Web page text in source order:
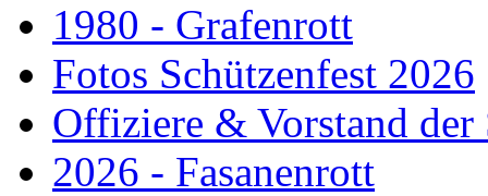
1980 - Grafenrott
Fotos Schützenfest 2026
Offiziere & Vorstand der
2026 - Fasanenrott